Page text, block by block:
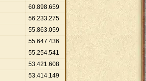
60.898.659
56.233.275
55.863.059
55.647.436
55.254.541
53.421.608
53.414.149